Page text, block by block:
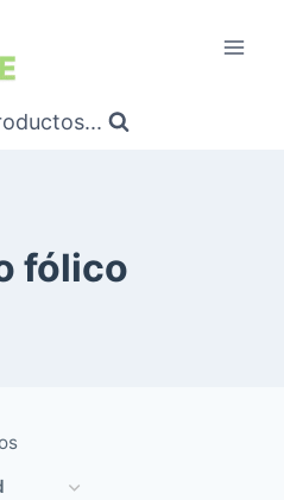
fólico
Ordenado